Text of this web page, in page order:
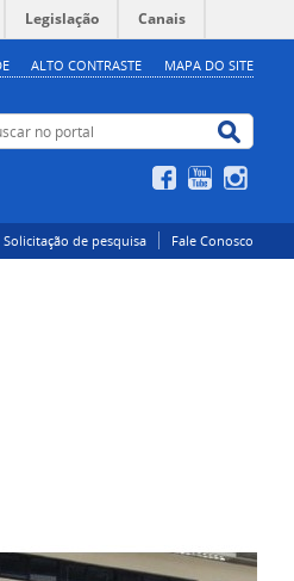
Legislação Canais
ALTO CONTRASTE MAPA DO SITE
no portal
FacebookYouTube
Solicitação de pesquisa Fale Conosco